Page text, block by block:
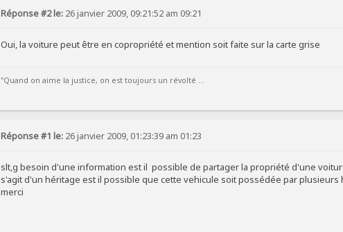
Réponse #2 le: 26 janvier 2009, 09:21:52 am 09:21
Oui, la voiture peut être en copropriété et mention soit faite sur la carte grise
"Quand on aime la justice, on est toujours un révolté ...
Réponse #1 le: 26 janvier 2009, 01:23:39 am 01:23
slt,g besoin d'une information est il possible de partager la propriété d'une
s'agit d'un héritage est il possible que cette vehicule soit possédée par
merci